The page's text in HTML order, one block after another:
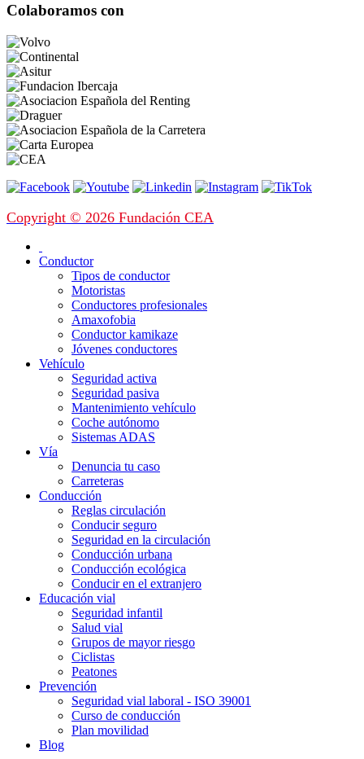
Colaboramos con
Copyright © 2026 Fundación CEA
Conductor
Tipos de conductor
Motoristas
Conductores profesionales
Amaxofobia
Conductor kamikaze
Jóvenes conductores
Vehículo
Seguridad activa
Seguridad pasiva
Mantenimiento vehículo
Coche autónomo
Sistemas ADAS
Vía
Denuncia tu caso
Carreteras
Conducción
Reglas circulación
Conducir seguro
Seguridad en la circulación
Conducción urbana
Conducción ecológica
Conducir en el extranjero
Educación vial
Seguridad infantil
Salud vial
Grupos de mayor riesgo
Ciclistas
Peatones
Prevención
Seguridad vial laboral - ISO 39001
Curso de conducción
Plan movilidad
Blog